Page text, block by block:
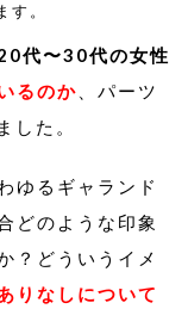
。
代〜30代の女性
るのか 、パーツ
した。
ゆるギャランド
どのような印象
？どういうイメ
りなしについて